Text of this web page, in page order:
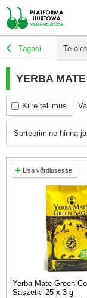
Tagasi Te
YERBA
Kiire tellimus
Sorteerimine hinna
Lisa võrdlusesse
Yerba Mate Green
Saszetki 25 x 3 g